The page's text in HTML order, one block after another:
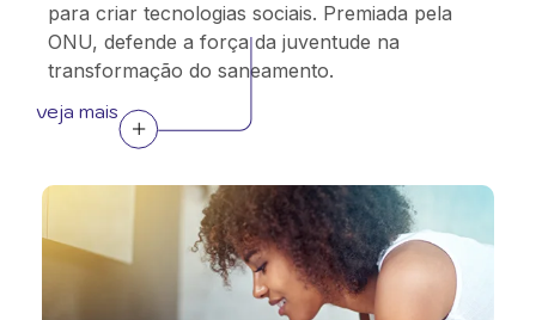
para criar tecnologias sociais. Premiada pela
ONU, defende a força da juventude na
transformação do saneamento.
veja mais